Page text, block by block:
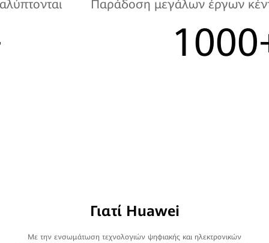
Παράδοση μεγάλων έργων
Γιατί Huawei
Με την ενσωμάτωση τεχνολογιών ψηφιακής και ηλεκτρονικών